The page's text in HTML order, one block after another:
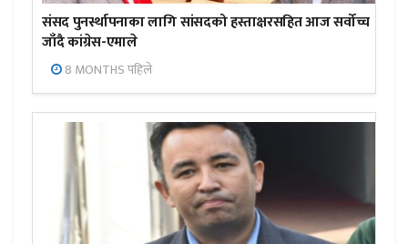
संसद पुनर्स्थापनाका लागि सांसदको हस्ताक्षरसहित आज सर्वोच्च
जाँदै कांग्रेस-एमाले
8 MONTHS पहिले